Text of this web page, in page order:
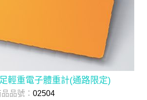
輕重電子體重計(通路限定)
品號： 02504